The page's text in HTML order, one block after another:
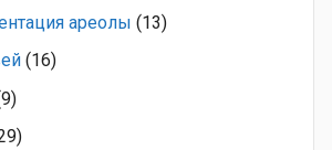
ареолы (13)
(16)